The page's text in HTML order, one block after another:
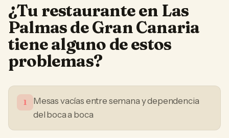
¿Tu restauranteen Las
Palmas de Gran Canaria
tiene alguno de estos
problemas?
1
Mesas vacías entre semana y dependencia
del boca a boca